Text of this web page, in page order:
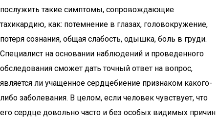
послужить такие симптомы, сопровождающие
тахикардию, как: потемнение в глазах, головокружение,
потеря сознания, общая слабость, одышка, боль в груди.
Специалист на основании наблюдений и проведенного
обследования сможет дать точный ответ на вопрос,
является ли учащенное сердцебиение признаком какого-
либо заболевания. В целом, если человек чувствует, что
его сердце довольно часто и без особых видимых причин